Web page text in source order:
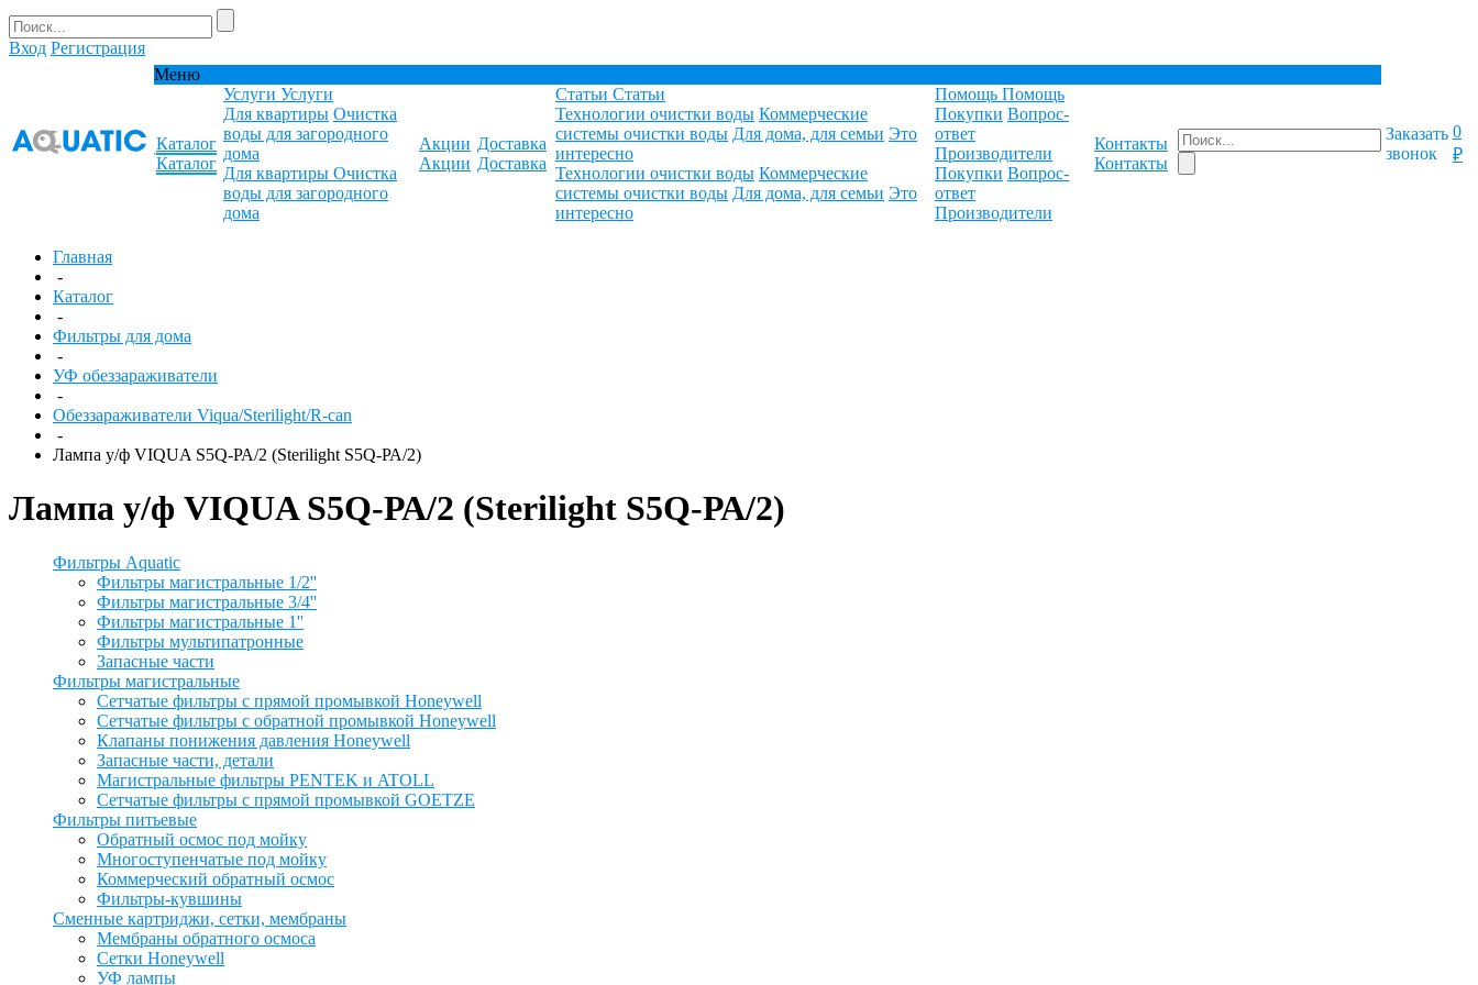
Вход Регистрация
Меню
Каталог
Каталог
Услуги Услуги
Для квартиры Очистка
воды для загородного
дома
Для квартиры Очистка
воды для загородного
дома
Акции
Акции
Доставка
Доставка
Статьи Статьи
Технологии очистки воды Коммерческие
системы очистки воды Для дома, для семьи Это
интересно
Технологии очистки воды Коммерческие
системы очистки воды Для дома, для семьи Это
интересно
Помощь Помощь
Покупки Вопрос-
ответ
Производители
Покупки Вопрос-
ответ
Производители
Контакты
Контакты
Заказать
звонок
0
₽
Главная
-
Каталог
-
Фильтры для дома
-
УФ обеззараживатели
-
Обеззараживатели Viqua/Sterilight/R-can
-
Лампа у/ф VIQUA S5Q-РА/2 (Sterilight S5Q-РА/2)
Лампа у/ф VIQUA S5Q-РА/2 (Sterilight S5Q-РА/2)
Фильтры Aquatic
Фильтры магистральные 1/2''
Фильтры магистральные 3/4''
Фильтры магистральные 1''
Фильтры мультипатронные
Запасные части
Фильтры магистральные
Сетчатые фильтры с прямой промывкой Honeywell
Сетчатые фильтры с обратной промывкой Honeywell
Клапаны понижения давления Honeywell
Запасные части, детали
Магистральные фильтры PENTEK и ATOLL
Сетчатые фильтры с прямой промывкой GOETZE
Фильтры питьевые
Обратный осмос под мойку
Многоступенчатые под мойку
Коммерческий обратный осмос
Фильтры-кувшины
Сменные картриджи, сетки, мембраны
Мембраны обратного осмоса
Сетки Honeywell
УФ лампы